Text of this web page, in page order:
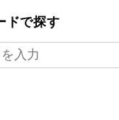
ドで探す